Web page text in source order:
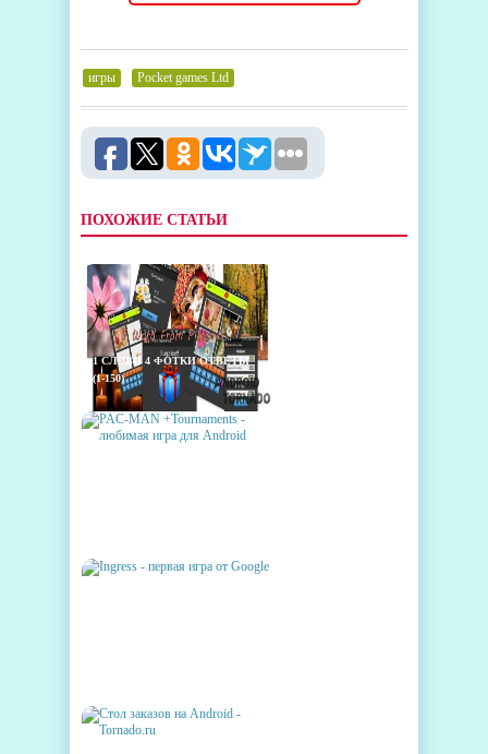
игры Pocket games Ltd
ПОХОЖИЕ СТАТЬИ
1 СЛОВО 4 ФОТКИ ОТВЕТЫ
(1-150)